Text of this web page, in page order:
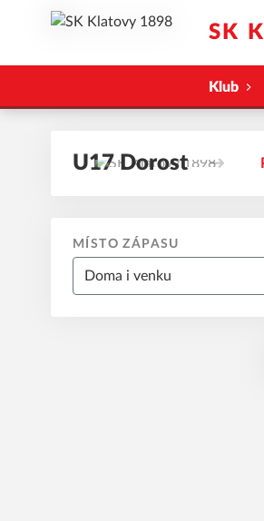
SK
Klub
U17 Dorost
MÍSTO ZÁPASU